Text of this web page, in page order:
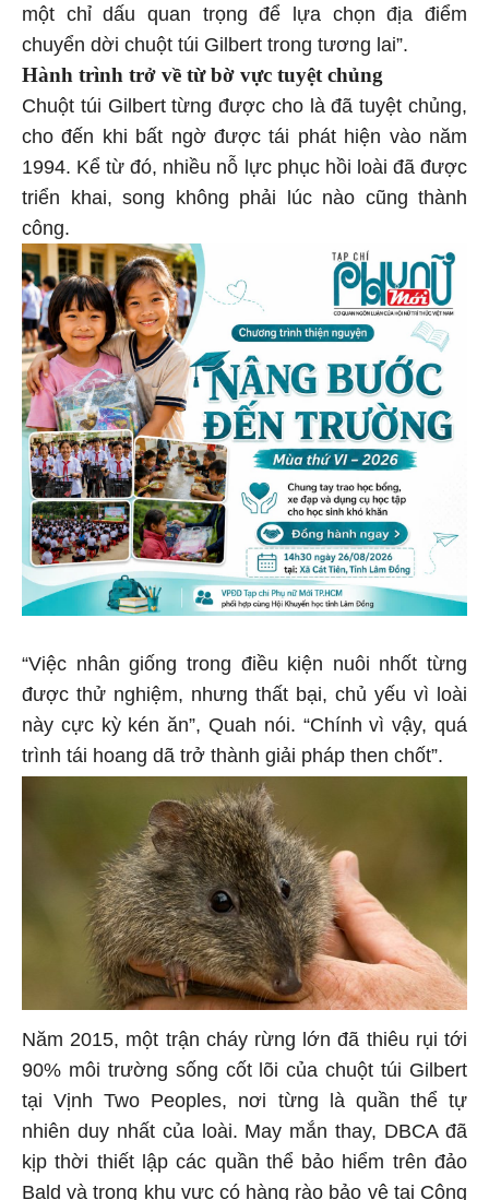
một chỉ dấu quan trọng để lựa chọn địa điểm
chuyển dời chuột túi Gilbert trong tương lai”.
Hành trình trở về từ bờ vực tuyệt chủng
Chuột túi Gilbert từng được cho là đã tuyệt chủng,
cho đến khi bất ngờ được tái phát hiện vào năm
1994. Kể từ đó, nhiều nỗ lực phục hồi loài đã được
triển khai, song không phải lúc nào cũng thành
công.
“Việc nhân giống trong điều kiện nuôi nhốt từng
được thử nghiệm, nhưng thất bại, chủ yếu vì loài
này cực kỳ kén ăn”, Quah nói. “Chính vì vậy, quá
trình tái hoang dã trở thành giải pháp then chốt”.
Năm 2015, một trận cháy rừng lớn đã thiêu rụi tới
90% môi trường sống cốt lõi của chuột túi Gilbert
tại Vịnh Two Peoples, nơi từng là quần thể tự
nhiên duy nhất của loài. May mắn thay, DBCA đã
kịp thời thiết lập các quần thể bảo hiểm trên đảo
Bald và trong khu vực có hàng rào bảo vệ tại Công